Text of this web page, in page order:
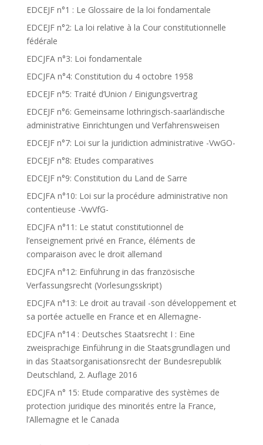
EDCEJF n°1 : Le Glossaire de la loi fondamentale
EDCEJF n°2: La loi relative à la Cour constitutionnelle
fédérale
EDCJFA n°3: Loi fondamentale
EDCJFA n°4: Constitution du 4 octobre 1958
EDCEJF n°5: Traité d’Union / Einigungsvertrag
EDCEJF n°6: Gemeinsame lothringisch-saarländische
administrative Einrichtungen und Verfahrensweisen
EDCEJF n°7: Loi sur la juridiction administrative -VwGO-
EDCEJF n°8: Etudes comparatives
EDCEJF n°9: Constitution du Land de Sarre
EDCJFA n°10: Loi sur la procédure administrative non
contentieuse -VwVfG-
EDCJFA n°11: Le statut constitutionnel de
l’enseignement privé en France, éléments de
comparaison avec le droit allemand
EDCJFA n°12: Einführung in das französische
Verfassungsrecht (Vorlesungsskript)
EDCJFA n°13: Le droit au travail -son développement et
sa portée actuelle en France et en Allemagne-
EDCJFA n°14 : Deutsches Staatsrecht I : Eine
zweisprachige Einführung in die Staatsgrundlagen und
in das Staatsorganisationsrecht der Bundesrepublik
Deutschland, 2. Auflage 2016
EDCJFA n° 15: Etude comparative des systèmes de
protection juridique des minorités entre la France,
l’Allemagne et le Canada